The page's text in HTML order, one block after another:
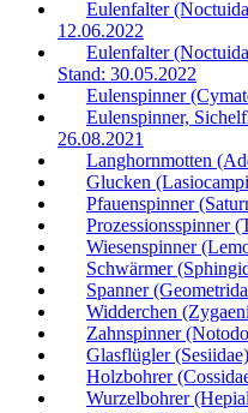
Eulenfalter
12.06.2022
Eulenfalter
Stand: 30.05.2022
Eulenspinner
Eulenspinner,
26.08.2021
Langhornmotten
Glucken
Pfauenspinner
Prozessionsspinner
Wiesenspinner
Schwärmer
Spanner
Widderchen
Zahnspinner
Glasflügler
Holzbohrer
Wurzelbohrer